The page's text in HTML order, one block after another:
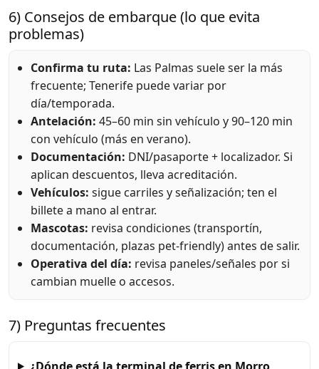
6) Consejos de embarque (lo que evita
problemas)
Confirma tu ruta: Las Palmas suele ser la más
frecuente; Tenerife puede variar por
día/temporada.
Antelación: 45–60 min sin vehículo y 90–120 min
con vehículo (más en verano).
Documentación: DNI/pasaporte + localizador. Si
aplican descuentos, lleva acreditación.
Vehículos: sigue carriles y señalización; ten el
billete a mano al entrar.
Mascotas: revisa condiciones (transportín,
documentación, plazas pet-friendly) antes de salir.
Operativa del día: revisa paneles/señales por si
cambian muelle o accesos.
7) Preguntas frecuentes